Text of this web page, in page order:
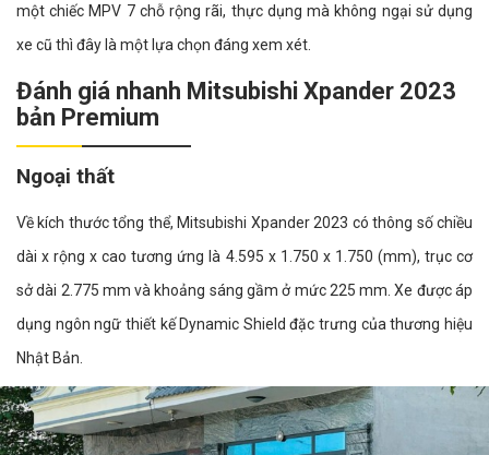
một chiếc MPV 7 chỗ rộng rãi, thực dụng mà không ngại sử dụng
xe cũ thì đây là một lựa chọn đáng xem xét.
Đánh giá nhanh Mitsubishi Xpander 2023
bản Premium
Ngoại thất
Về kích thước tổng thể, Mitsubishi Xpander 2023 có thông số chiều
dài x rộng x cao tương ứng là 4.595 x 1.750 x 1.750 (mm), trục cơ
sở dài 2.775 mm và khoảng sáng gầm ở mức 225 mm. Xe được áp
dụng ngôn ngữ thiết kế Dynamic Shield đặc trưng của thương hiệu
Nhật Bản.